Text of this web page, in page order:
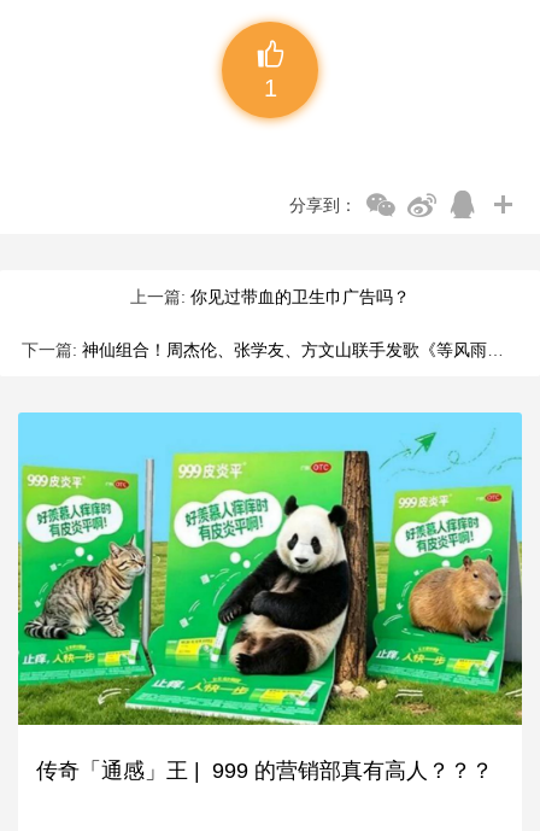
1
分享到：
上一篇: 你见过带血的卫生巾广告吗？
下一篇: 神仙组合！周杰伦、张学友、方文山联手发歌《等风雨经过》
传奇「通感」王 | 999 的营销部真有高人？？？